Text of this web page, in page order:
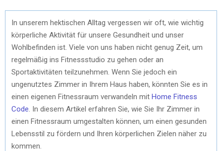
In unserem hektischen Alltag vergessen wir oft, wie wichtig
körperliche Aktivität für unsere Gesundheit und unser
Wohlbefinden ist. Viele von uns haben nicht genug Zeit, um
regelmäßig ins Fitnessstudio zu gehen oder an
Sportaktivitäten teilzunehmen. Wenn Sie jedoch ein
ungenutztes Zimmer in Ihrem Haus haben, könnten Sie es in
einen eigenen Fitnessraum verwandeln mit Home Fitness
Code . In diesem Artikel erfahren Sie, wie Sie Ihr Zimmer in
einen Fitnessraum umgestalten können, um einen gesunden
Lebensstil zu fördern und Ihren körperlichen Zielen näher zu
kommen.